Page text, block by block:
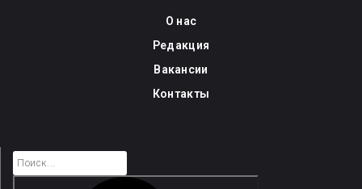
О нас
Редакция
Вакансии
Контакты